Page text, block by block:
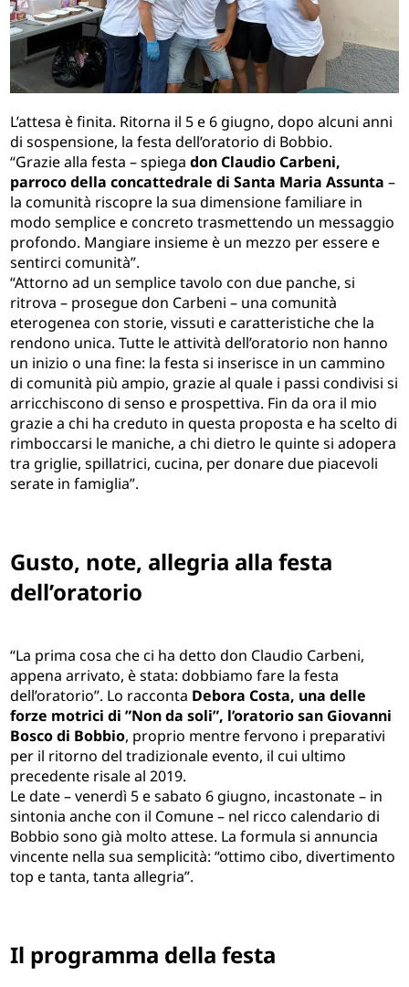
L’attesa è finita. Ritorna il 5 e 6 giugno, dopo alcuni anni
di sospensione, la festa dell’oratorio di Bobbio.
“Grazie alla festa – spiegadon Claudio Carbeni,
parroco della concattedrale di Santa Maria Assunta –
la comunità riscopre la sua dimensione familiare in
modo semplice e concreto trasmettendo un messaggio
profondo. Mangiare insieme è un mezzo per essere e
sentirci comunità”.
“Attorno ad un semplice tavolo con due panche, si
ritrova – prosegue don Carbeni – una comunità
eterogenea con storie, vissuti e caratteristiche che la
rendono unica. Tutte le attività dell’oratorio non hanno
un inizio o una fine: la festa si inserisce in un cammino
di comunità più ampio, grazie al quale i passi condivisi si
arricchiscono di senso e prospettiva. Fin da ora il mio
grazie a chi ha creduto in questa proposta e ha scelto di
rimboccarsi le maniche, a chi dietro le quinte si adopera
tra griglie, spillatrici, cucina, per donare due piacevoli
serate in famiglia”.
Gusto, note, allegria alla festa
dell’oratorio
“La prima cosa che ci ha detto don Claudio Carbeni,
appena arrivato, è stata: dobbiamo fare la festa
dell’oratorio”. Lo racconta Debora Costa, una delle
forze motrici di ”Non da soli”, l’oratorio san Giovanni
Bosco di Bobbio, proprio mentre fervono i preparativi
per il ritorno del tradizionale evento, il cui ultimo
precedente risale al 2019.
Le date – venerdì 5 e sabato 6 giugno, incastonate – in
sintonia anche con il Comune – nel ricco calendario di
Bobbio sono già molto attese. La formula si annuncia
vincente nella sua semplicità: “ottimo cibo, divertimento
top e tanta, tanta allegria”.
Il programma della festa